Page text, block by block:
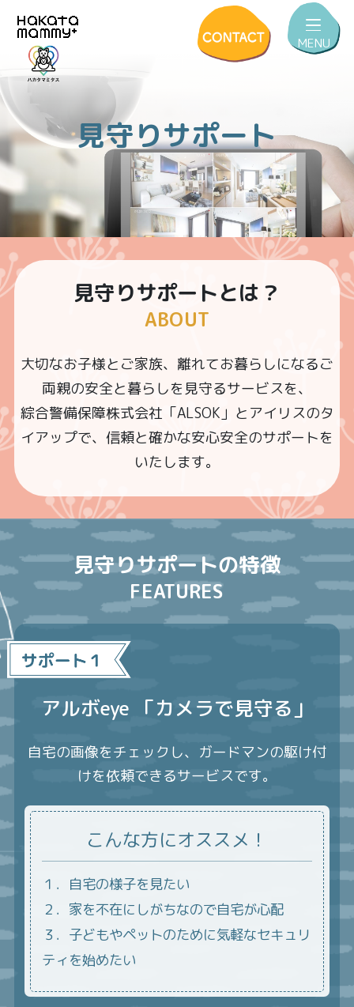
MENU
見守りサポート
見守りサポートとは？
ABOUT
大切なお子様とご家族、離れてお暮らしになるご
両親の安全と暮らしを見守るサービスを、
綜合警備保障株式会社「ALSOK」とアイリスのタ
イアップで、信頼と確かな安心安全のサポートを
いたします。
見守りサポートの特徴
FEATURES
アルボeye 「カメラで見守る」
自宅の画像をチェックし、ガードマンの駆け付
けを依頼できるサービスです。
こんな方にオススメ！
１．自宅の様子を見たい
２．家を不在にしがちなので自宅が心配
３．子どもやペットのために気軽なセキュリ
ティを始めたい